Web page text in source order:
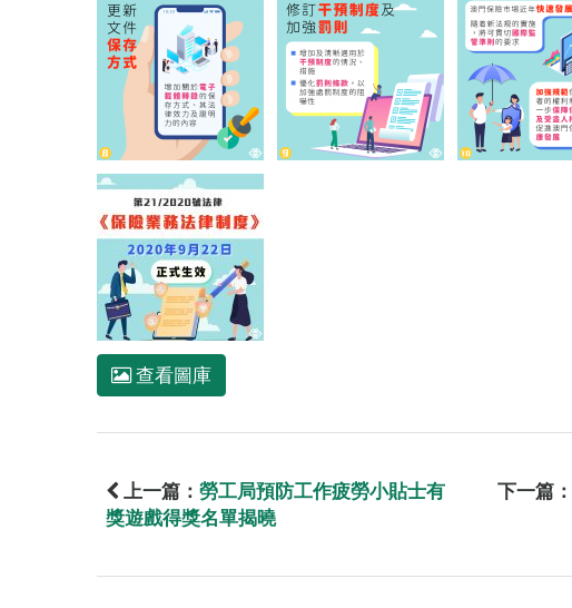
查看圖庫
上一篇： 勞工局預防工作疲勞小貼士有
獎遊戲得獎名單揭曉
下一篇：